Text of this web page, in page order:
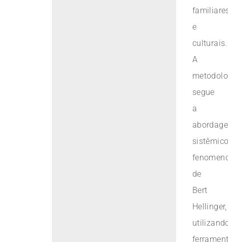
e
culturais.
A
segue
a
de
Bert
Hellinger,